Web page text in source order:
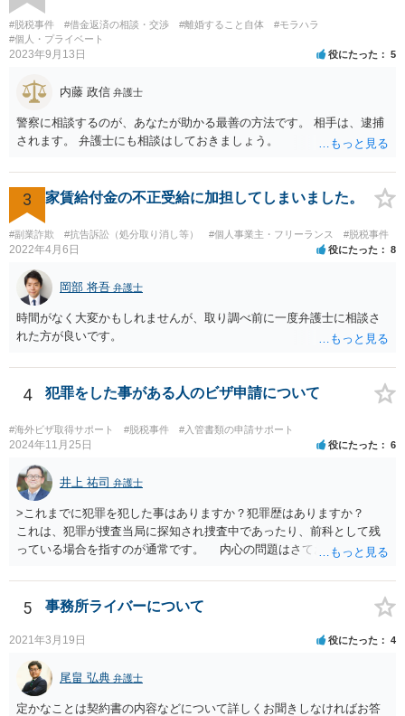
#脱税事件 #借金返済の相談・交渉 #離婚すること自体
#モラハラ
#個人・プライベート
2023年9月13日 役にたった 5
内藤 政信 弁護士
警察に相談するのが、あなたが助かる最善の方法です。 相手は、逮捕
されます。 弁護士にも相談はしておきましょう。
3 家賃給付金の不正受給に加担してしまいました。
#副業詐欺 #抗告訴訟（処分取り消し等） #個人事業主・フリーランス #脱税事件
2022年4月6日 役にたった 8
岡部 将吾 弁護士
時間がなく大変かもしれませんが、取り調べ前に一度弁護士に相談さ
れた方が良いです。
4 犯罪をした事がある人のビザ申請について
#海外ビザ取得サポート #脱税事件 #入管書類の申請サポート
2024年11月25日 役にたった 6
井上 祐司 弁護士
>これまでに犯罪を犯した事はありますか？犯罪歴はありますか？
これは、犯罪が捜査当局に探知され捜査中であったり、前科として残
っている場合を指すのが通常です。 内心の問題はさておき、ご質問
5 事務所ライバーについて
2021年3月19日 役にたった 4
尾畠 弘典 弁護士
定かなことは契約書の内容などについて詳しくお聞きしなければお答